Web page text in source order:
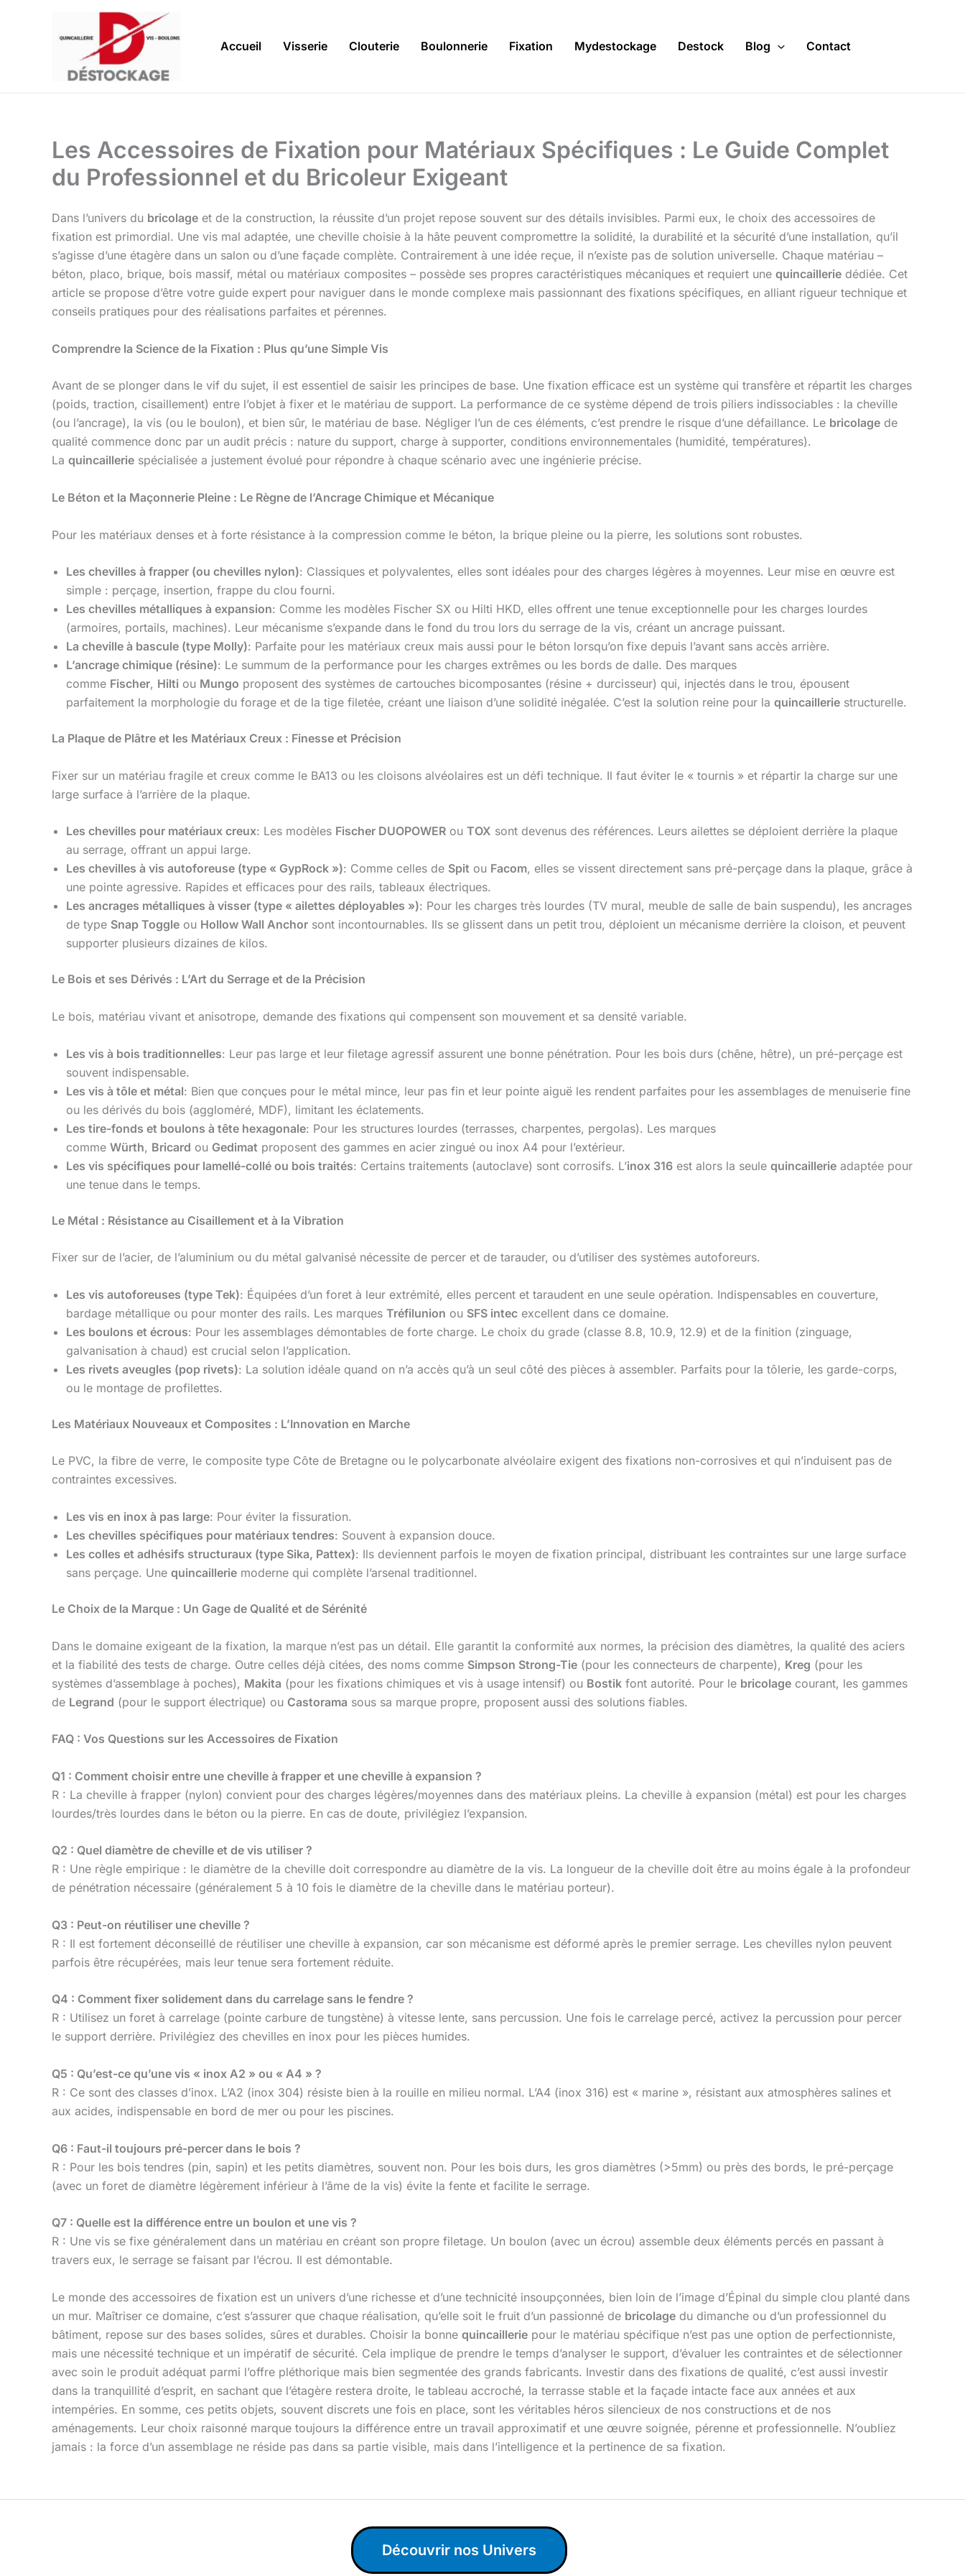
Accueil Visserie Clouterie Boulonnerie Fixation Mydestockage Destock Blog Contact
Les Accessoires de Fixation pour Matériaux Spécifiques : Le Guide Complet
du Professionnel et du Bricoleur Exigeant
Dans l’univers du bricolage et de la construction, la réussite d’un projet repose souvent sur des détails invisibles. Parmi eux, le choix des accessoires de
fixation est primordial. Une vis mal adaptée, une cheville choisie à la hâte peuvent compromettre la solidité, la durabilité et la sécurité d’une installation, qu’il
s’agisse d’une étagère dans un salon ou d’une façade complète. Contrairement à une idée reçue, il n’existe pas de solution universelle. Chaque matériau –
béton, placo, brique, bois massif, métal ou matériaux composites – possède ses propres caractéristiques mécaniques et requiert une quincaillerie dédiée. Cet
article se propose d’être votre guide expert pour naviguer dans le monde complexe mais passionnant des fixations spécifiques, en alliant rigueur technique et
conseils pratiques pour des réalisations parfaites et pérennes.
Comprendre la Science de la Fixation : Plus qu’une Simple Vis
Avant de se plonger dans le vif du sujet, il est essentiel de saisir les principes de base. Une fixation efficace est un système qui transfère et répartit les charges
(poids, traction, cisaillement) entre l’objet à fixer et le matériau de support. La performance de ce système dépend de trois piliers indissociables : la cheville
(ou l’ancrage), la vis (ou le boulon), et bien sûr, le matériau de base. Négliger l’un de ces éléments, c’est prendre le risque d’une défaillance. Le bricolage de
qualité commence donc par un audit précis : nature du support, charge à supporter, conditions environnementales (humidité, températures).
La quincaillerie spécialisée a justement évolué pour répondre à chaque scénario avec une ingénierie précise.
Le Béton et la Maçonnerie Pleine : Le Règne de l’Ancrage Chimique et Mécanique
Pour les matériaux denses et à forte résistance à la compression comme le béton, la brique pleine ou la pierre, les solutions sont robustes.
Les chevilles à frapper (ou chevilles nylon): Classiques et polyvalentes, elles sont idéales pour des charges légères à moyennes. Leur mise en œuvre est
simple : perçage, insertion, frappe du clou fourni.
Les chevilles métalliques à expansion: Comme les modèles Fischer SX ou Hilti HKD, elles offrent une tenue exceptionnelle pour les charges lourdes
(armoires, portails, machines). Leur mécanisme s’expande dans le fond du trou lors du serrage de la vis, créant un ancrage puissant.
La cheville à bascule (type Molly): Parfaite pour les matériaux creux mais aussi pour le béton lorsqu’on fixe depuis l’avant sans accès arrière.
L’ancrage chimique (résine): Le summum de la performance pour les charges extrêmes ou les bords de dalle. Des marques
comme Fischer, Hilti ou Mungo proposent des systèmes de cartouches bicomposantes (résine + durcisseur) qui, injectés dans le trou, épousent
parfaitement la morphologie du forage et de la tige filetée, créant une liaison d’une solidité inégalée. C’est la solution reine pour la quincaillerie structurelle.
La Plaque de Plâtre et les Matériaux Creux : Finesse et Précision
Fixer sur un matériau fragile et creux comme le BA13 ou les cloisons alvéolaires est un défi technique. Il faut éviter le « tournis » et répartir la charge sur une
large surface à l’arrière de la plaque.
Les chevilles pour matériaux creux: Les modèles Fischer DUOPOWER ou TOX sont devenus des références. Leurs ailettes se déploient derrière la plaque
au serrage, offrant un appui large.
Les chevilles à vis autoforeuse (type « GypRock »): Comme celles de Spit ou Facom, elles se vissent directement sans pré-perçage dans la plaque, grâce à
une pointe agressive. Rapides et efficaces pour des rails, tableaux électriques.
Les ancrages métalliques à visser (type « ailettes déployables »): Pour les charges très lourdes (TV mural, meuble de salle de bain suspendu), les ancrages
de type Snap Toggle ou Hollow Wall Anchor sont incontournables. Ils se glissent dans un petit trou, déploient un mécanisme derrière la cloison, et peuvent
supporter plusieurs dizaines de kilos.
Le Bois et ses Dérivés : L’Art du Serrage et de la Précision
Le bois, matériau vivant et anisotrope, demande des fixations qui compensent son mouvement et sa densité variable.
Les vis à bois traditionnelles: Leur pas large et leur filetage agressif assurent une bonne pénétration. Pour les bois durs (chêne, hêtre), un pré-perçage est
souvent indispensable.
Les vis à tôle et métal: Bien que conçues pour le métal mince, leur pas fin et leur pointe aiguë les rendent parfaites pour les assemblages de menuiserie fine
ou les dérivés du bois (aggloméré, MDF), limitant les éclatements.
Les tire-fonds et boulons à tête hexagonale: Pour les structures lourdes (terrasses, charpentes, pergolas). Les marques
comme Würth, Bricard ou Gedimat proposent des gammes en acier zingué ou inox A4 pour l’extérieur.
Les vis spécifiques pour lamellé-collé ou bois traités: Certains traitements (autoclave) sont corrosifs. L’inox 316 est alors la seule quincaillerie adaptée pour
une tenue dans le temps.
Le Métal : Résistance au Cisaillement et à la Vibration
Fixer sur de l’acier, de l’aluminium ou du métal galvanisé nécessite de percer et de tarauder, ou d’utiliser des systèmes autoforeurs.
Les vis autoforeuses (type Tek): Équipées d’un foret à leur extrémité, elles percent et taraudent en une seule opération. Indispensables en couverture,
bardage métallique ou pour monter des rails. Les marques Tréfilunion ou SFS intec excellent dans ce domaine.
Les boulons et écrous: Pour les assemblages démontables de forte charge. Le choix du grade (classe 8.8, 10.9, 12.9) et de la finition (zinguage,
galvanisation à chaud) est crucial selon l’application.
Les rivets aveugles (pop rivets): La solution idéale quand on n’a accès qu’à un seul côté des pièces à assembler. Parfaits pour la tôlerie, les garde-corps,
ou le montage de profilettes.
Les Matériaux Nouveaux et Composites : L’Innovation en Marche
Le PVC, la fibre de verre, le composite type Côte de Bretagne ou le polycarbonate alvéolaire exigent des fixations non-corrosives et qui n’induisent pas de
contraintes excessives.
Les vis en inox à pas large: Pour éviter la fissuration.
Les chevilles spécifiques pour matériaux tendres: Souvent à expansion douce.
Les colles et adhésifs structuraux (type Sika, Pattex): Ils deviennent parfois le moyen de fixation principal, distribuant les contraintes sur une large surface
sans perçage. Une quincaillerie moderne qui complète l’arsenal traditionnel.
Le Choix de la Marque : Un Gage de Qualité et de Sérénité
Dans le domaine exigeant de la fixation, la marque n’est pas un détail. Elle garantit la conformité aux normes, la précision des diamètres, la qualité des aciers
et la fiabilité des tests de charge. Outre celles déjà citées, des noms comme Simpson Strong-Tie (pour les connecteurs de charpente), Kreg (pour les
systèmes d’assemblage à poches), Makita (pour les fixations chimiques et vis à usage intensif) ou Bostik font autorité. Pour le bricolage courant, les gammes
de Legrand (pour le support électrique) ou Castorama sous sa marque propre, proposent aussi des solutions fiables.
FAQ : Vos Questions sur les Accessoires de Fixation
Q1 : Comment choisir entre une cheville à frapper et une cheville à expansion ?
R : La cheville à frapper (nylon) convient pour des charges légères/moyennes dans des matériaux pleins. La cheville à expansion (métal) est pour les charges
lourdes/très lourdes dans le béton ou la pierre. En cas de doute, privilégiez l’expansion.
Q2 : Quel diamètre de cheville et de vis utiliser ?
R : Une règle empirique : le diamètre de la cheville doit correspondre au diamètre de la vis. La longueur de la cheville doit être au moins égale à la profondeur
de pénétration nécessaire (généralement 5 à 10 fois le diamètre de la cheville dans le matériau porteur).
Q3 : Peut-on réutiliser une cheville ?
R : Il est fortement déconseillé de réutiliser une cheville à expansion, car son mécanisme est déformé après le premier serrage. Les chevilles nylon peuvent
parfois être récupérées, mais leur tenue sera fortement réduite.
Q4 : Comment fixer solidement dans du carrelage sans le fendre ?
R : Utilisez un foret à carrelage (pointe carbure de tungstène) à vitesse lente, sans percussion. Une fois le carrelage percé, activez la percussion pour percer
le support derrière. Privilégiez des chevilles en inox pour les pièces humides.
Q5 : Qu’est-ce qu’une vis « inox A2 » ou « A4 » ?
R : Ce sont des classes d’inox. L’A2 (inox 304) résiste bien à la rouille en milieu normal. L’A4 (inox 316) est « marine », résistant aux atmosphères salines et
aux acides, indispensable en bord de mer ou pour les piscines.
Q6 : Faut-il toujours pré-percer dans le bois ?
R : Pour les bois tendres (pin, sapin) et les petits diamètres, souvent non. Pour les bois durs, les gros diamètres (>5mm) ou près des bords, le pré-perçage
(avec un foret de diamètre légèrement inférieur à l’âme de la vis) évite la fente et facilite le serrage.
Q7 : Quelle est la différence entre un boulon et une vis ?
R : Une vis se fixe généralement dans un matériau en créant son propre filetage. Un boulon (avec un écrou) assemble deux éléments percés en passant à
travers eux, le serrage se faisant par l’écrou. Il est démontable.
Le monde des accessoires de fixation est un univers d’une richesse et d’une technicité insoupçonnées, bien loin de l’image d’Épinal du simple clou planté dans
un mur. Maîtriser ce domaine, c’est s’assurer que chaque réalisation, qu’elle soit le fruit d’un passionné de bricolage du dimanche ou d’un professionnel du
bâtiment, repose sur des bases solides, sûres et durables. Choisir la bonne quincaillerie pour le matériau spécifique n’est pas une option de perfectionniste,
mais une nécessité technique et un impératif de sécurité. Cela implique de prendre le temps d’analyser le support, d’évaluer les contraintes et de sélectionner
avec soin le produit adéquat parmi l’offre pléthorique mais bien segmentée des grands fabricants. Investir dans des fixations de qualité, c’est aussi investir
dans la tranquillité d’esprit, en sachant que l’étagère restera droite, le tableau accroché, la terrasse stable et la façade intacte face aux années et aux
intempéries. En somme, ces petits objets, souvent discrets une fois en place, sont les véritables héros silencieux de nos constructions et de nos
aménagements. Leur choix raisonné marque toujours la différence entre un travail approximatif et une œuvre soignée, pérenne et professionnelle. N’oubliez
jamais : la force d’un assemblage ne réside pas dans sa partie visible, mais dans l’intelligence et la pertinence de sa fixation.
Découvrir nos Univers